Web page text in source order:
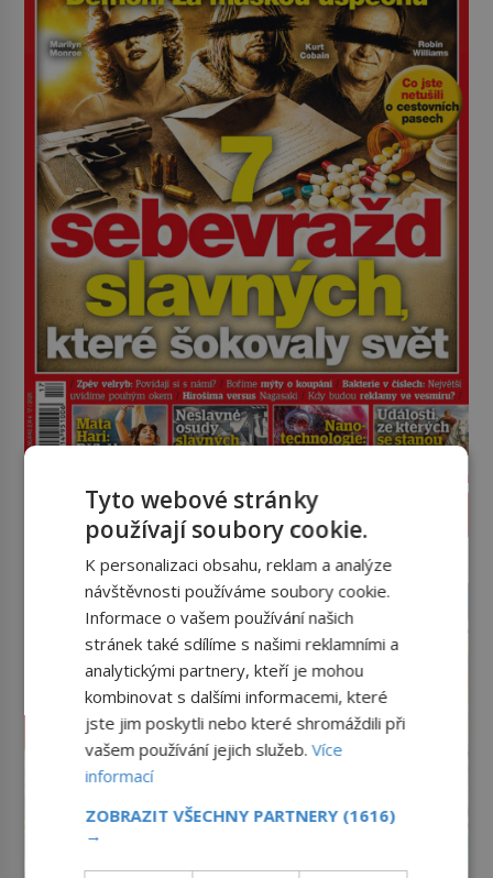
PROLISTOVAT ČASOPIS
reklama
Tyto webové stránky
používají soubory cookie.
K personalizaci obsahu, reklam a analýze
návštěvnosti používáme soubory cookie.
Informace o vašem používání našich
stránek také sdílíme s našimi reklamními a
analytickými partnery, kteří je mohou
kombinovat s dalšími informacemi, které
jste jim poskytli nebo které shromáždili při
vašem používání jejich služeb.Více
informací
ZOBRAZIT VŠECHNY PARTNERY (1616)
→